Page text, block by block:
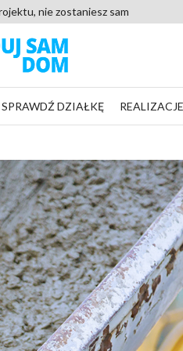
nie zostaniesz sam
SPRAWDŹ DZIAŁKĘ REALIZACJE